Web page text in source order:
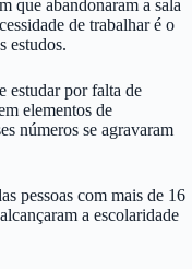
que abandonaram a sala
de trabalhar é o
estudos.
estudar por falta de
elementos de
números se agravaram
pessoas com mais de 16
a escolaridade